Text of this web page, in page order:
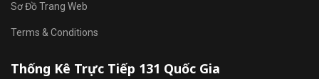
Sơ Đồ Trang Web
Terms & Conditions
Thống Kê Trực Tiếp 131 Quốc Gia